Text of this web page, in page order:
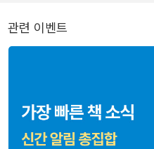
관련 이벤트